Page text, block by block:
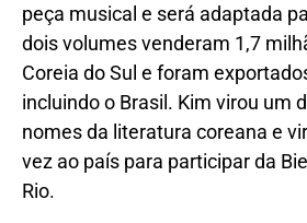
peça musical e será adaptada
dois volumes venderam 1,7
Coreia do Sul e foram
incluindo o Brasil. Kim virou um
nomes da literatura coreana e
vez ao país para participar da
Rio.